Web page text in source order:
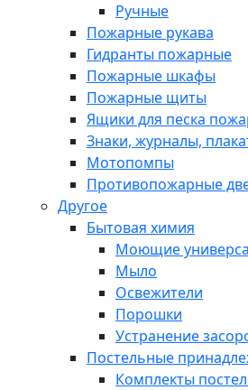
Ручные
Пожарные рукава
Гидранты пожарные
Пожарные шкафы
Пожарные щиты
Ящики для песка
Знаки, журналы,
Мотопомпы
Противопожарные
Другое
Бытовая химия
Моющие
Мыло
Освежители
Порошки
Устранение
Постельные
Комплекты